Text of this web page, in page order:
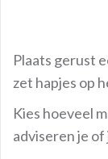
Plaats gerust
zet hapjes op
Kies hoeveel
adviseren je